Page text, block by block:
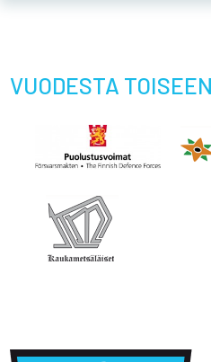
Petri Paukkunen, puheenjohtaja
0400 669 203
petri.paukkunen@jukola.com